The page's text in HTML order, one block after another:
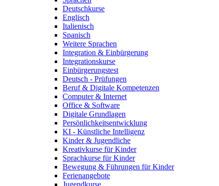
Deutschkurse
Englisch
Italienisch
Spanisch
Weitere Sprachen
Integration & Einbürgerung
Integrationskurse
Einbürgerungstest
Deutsch - Prüfungen
Beruf & Digitale Kompetenzen
Computer & Internet
Office & Software
Digitale Grundlagen
Persönlichkeitsentwicklung
KI - Künstliche Intelligenz
Kinder & Jugendliche
Kreativkurse für Kinder
Sprachkurse für Kinder
Bewegung & Führungen für Kinder
Ferienangebote
Jugendkurse